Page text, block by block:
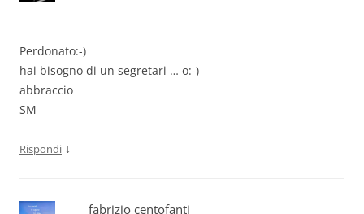
Perdonato:-)
hai bisogno di un segretari … o:-)
abbraccio
SM
Rispondi ↓
fabrizio centofanti